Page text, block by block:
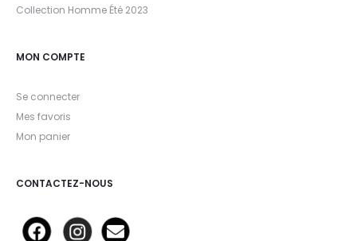
Collection Homme Été 2023
MON COMPTE
Se connecter
Mes favoris
Mon panier
CONTACTEZ-NOUS